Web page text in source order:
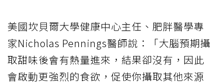
美國坎貝爾大學健康中心主任、肥胖醫學專
家Nicholas Pennings醫師說：「大腦預期攝
取甜味後會有熱量進來，結果卻沒有，因此
會啟動更強烈的食欲，促使你攝取其他來源